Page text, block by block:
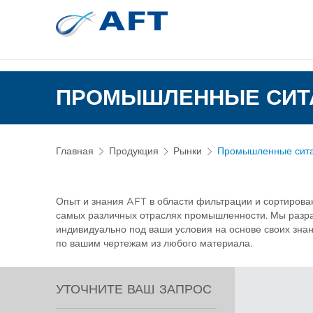
ПРОМЫШЛЕННЫЕ СИТА
Главная Продукция Рынки Промышленные
Опыт и знания AFT в области фильтрации и
самых различных отраслях промышленности. Мы
индивидуально под ваши условия на основе своих
по вашим чертежам из любого материала.
УТОЧНИТЕ ВАШ ЗАПРОС